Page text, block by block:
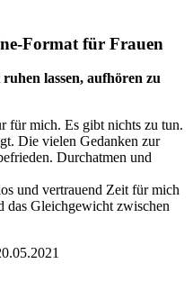
Format für Frauen
lassen, aufhören zu
für mich. Es gibt nichts zu tun.
Die vielen Gedanken zur
Durchatmen und
und vertrauend Zeit für mich
Gleichgewicht zwischen